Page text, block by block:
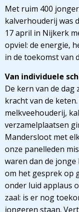
Met ruim 400
kalverhouderij was
17 april in Nijkerk
opviel: de energie,
in de toekomst van
Van individuele
De kern van de dag
kracht van de
melkveehouderij,
verzamelplaatsen
Mandersloot met
onze panelleden
waren dan de jonge
om het gesprek op
onder luid applaus
zaal: is er nog
jongeren staan.